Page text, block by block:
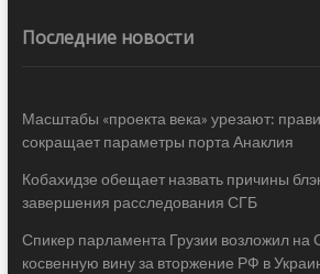
Последние новости
Масштабы «проекта века» урезают:
сокращает параметры порта Анаклия
Кобахидзе обещает назвать причины
завершения расследования СГБ
Спикер парламента Грузии возложил на
косвенную вину за вторжение РФ в